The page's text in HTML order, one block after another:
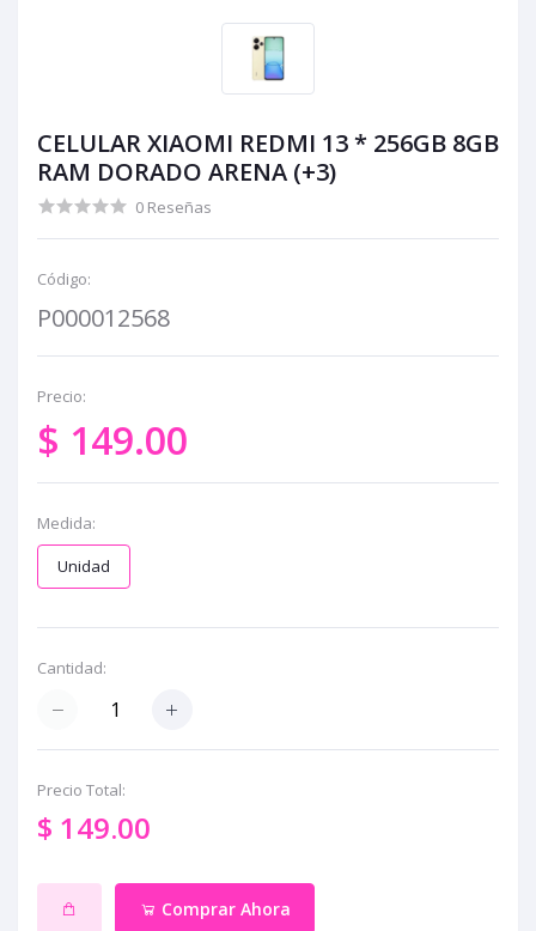
CELULAR XIAOMI REDMI 13 * 256GB 8GB
RAM DORADO ARENA (+3)
0 Reseñas
Código:
P000012568
Precio:
$ 149.00
Medida:
Unidad
Cantidad:
Precio Total:
$ 149.00
Comprar Ahora